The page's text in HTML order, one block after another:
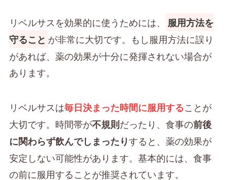
リベルサスを効果的に使うためには、
服用方法を
守ること が非常に大切です。もし服用方法に誤り
があれば、薬の効果が十分に発揮されない場合が
あります。
リベルサスは毎日決まった時間に服用することが
大切です。時間帯が不規則だったり、食事の前後
に関わらず飲んでしまったりすると、薬の効果が
安定しない可能性があります。基本的には、食事
の前に服用することが推奨されています。